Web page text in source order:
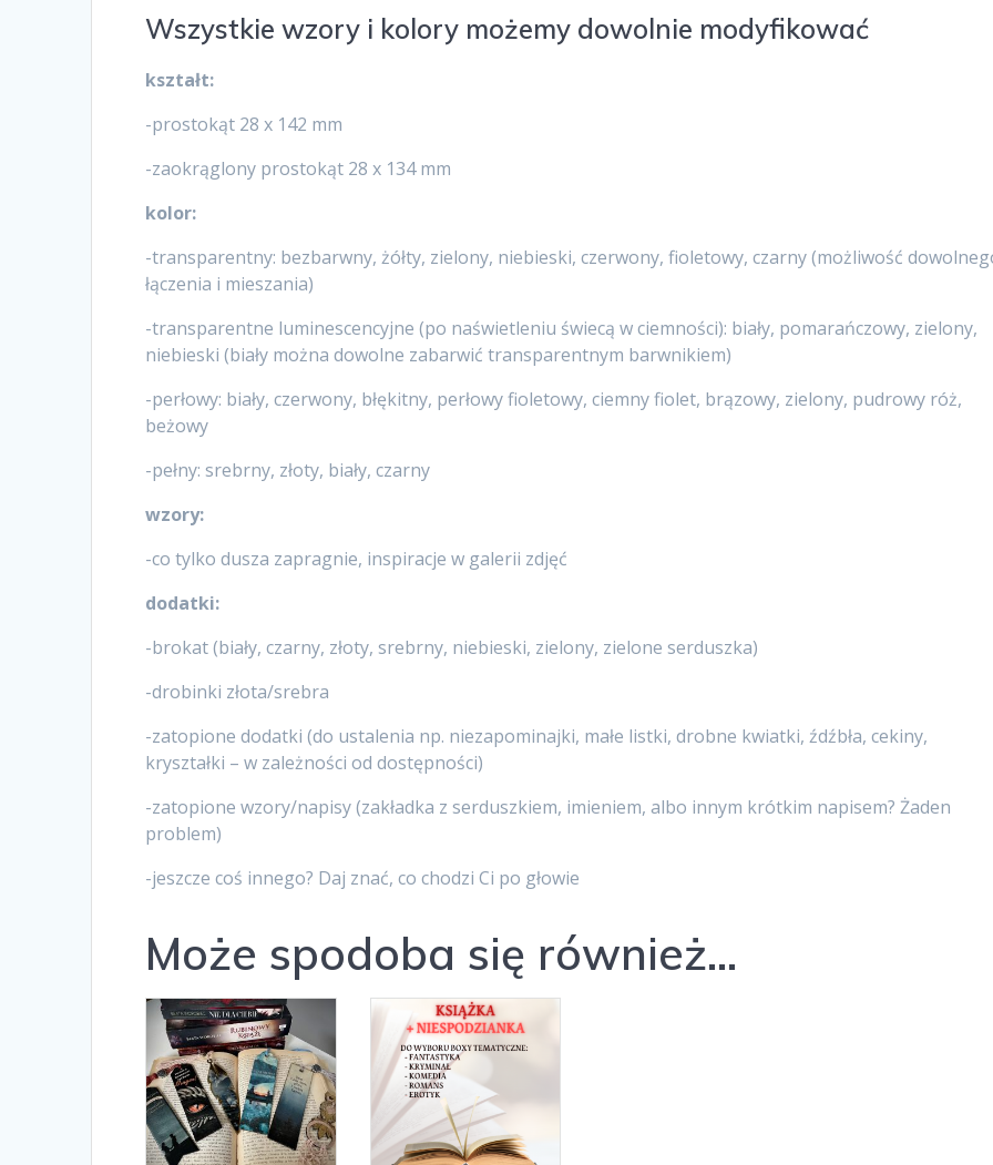
Wszystkie wzory i kolory możemy dowolnie modyfikować
kształt:
-prostokąt 28 x 142 mm
-zaokrąglony prostokąt 28 x 134 mm
kolor:
-transparentny: bezbarwny, żółty, zielony, niebieski, czerwony, fioletowy, czarny (możliwość
łączenia i mieszania)
-transparentne luminescencyjne (po naświetleniu świecą w ciemności): biały, pomarańczowy, zielony,
niebieski (biały można dowolne zabarwić transparentnym barwnikiem)
-perłowy: biały, czerwony, błękitny, perłowy fioletowy, ciemny fiolet, brązowy, zielony, pudrowy róż,
beżowy
-pełny: srebrny, złoty, biały, czarny
wzory:
-co tylko dusza zapragnie, inspiracje w galerii zdjęć
dodatki:
-brokat (biały, czarny, złoty, srebrny, niebieski, zielony, zielone serduszka)
-drobinki złota/srebra
-zatopione dodatki (do ustalenia np. niezapominajki, małe listki, drobne kwiatki, źdźbła, cekiny,
kryształki – w zależności od dostępności)
-zatopione wzory/napisy (zakładka z serduszkiem, imieniem, albo innym krótkim napisem? Żaden
problem)
-jeszcze coś innego? Daj znać, co chodzi Ci po głowie
Może spodoba się również…